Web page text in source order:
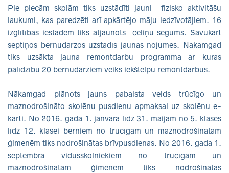
Pie piecām skolām tiks uzstādīti jauni fizisko aktivitāšu
laukumi, kas paredzēti arī apkārtējo māju iedzīvotājiem. 16
izglītības iestādēm tiks atjaunots celiņu segums. Savukārt
septiņos bērnudārzos uzstādīs jaunas nojumes. Nākamgad
tiks uzsākta jauna remontdarbu programma ar kuras
palīdzību 20 bērnudārziem veiks iekštelpu remontdarbus.
Nākamgad plānots jauns pabalsta veids trūcīgo un
maznodrošināto skolēnu pusdienu apmaksai uz skolēnu e-
karti. No 2016. gada 1. janvāra līdz 31. maijam no 5. klases
līdz 12. klasei bērniem no trūcīgām un maznodrošinātām
ģimenēm tiks nodrošinātas brīvpusdienas. No 2016. gada 1.
septembra vidusskolniekiem no trūcīgām un
maznodrošinātām ģimenēm tiks nodrošinātas